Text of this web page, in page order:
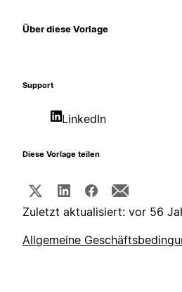
Über diese Vorlage
Support
LinkedIn
Diese Vorlage teilen
Zuletzt aktualisiert: vor 56
Allgemeine